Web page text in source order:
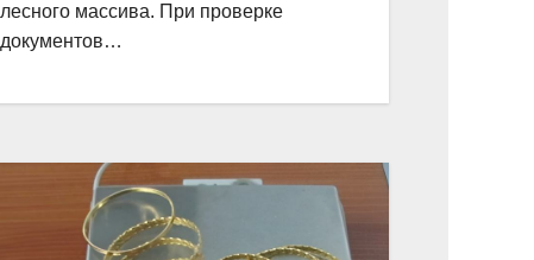
лесного массива. При проверке
документов…